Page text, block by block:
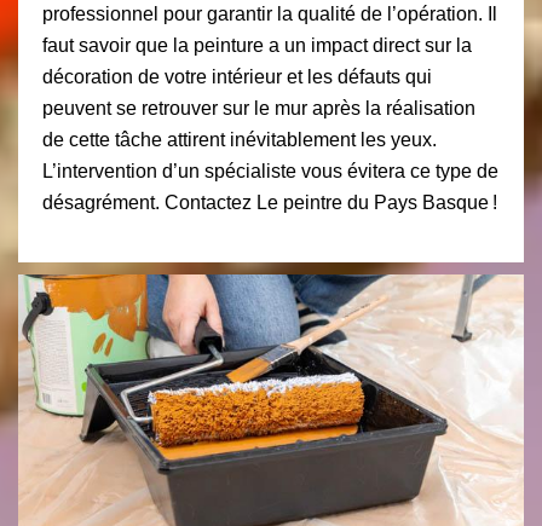
professionnel pour garantir la qualité de l’opération. Il
faut savoir que la peinture a un impact direct sur la
décoration de votre intérieur et les défauts qui
peuvent se retrouver sur le mur après la réalisation
de cette tâche attirent inévitablement les yeux.
L’intervention d’un spécialiste vous évitera ce type de
désagrément. Contactez Le peintre du Pays Basque !